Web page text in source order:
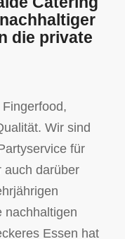
die private
Wir sind
für
auch darüber
nachhaltigen
Essen hat